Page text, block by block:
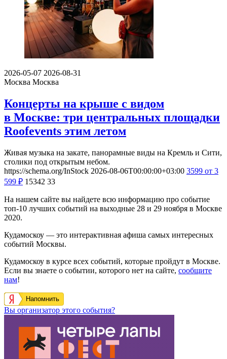
2026-05-07 2026-08-31
Москва Москва
Концерты на крыше с видом
в Москве: три центральных площадки
Roofevents этим летом
Живая музыка на закате, панорамные виды на Кремль и Сити,
столики под открытым небом.
https://schema.org/InStock 2026-08-06T00:00:00+03:00 3599 от 3
599 ₽ 15342 33
На нашем сайте вы найдете всю информацию про событие
топ-10 лучших событий на выходные 28 и 29 ноября в Москве
2020.
Кудамоскоу — это интерактивная афиша самых интересных
событий Москвы.
Кудамоскоу в курсе всех событий, которые пройдут в Москве.
Если вы знаете о событии, которого нет на сайте, сообщите
нам!
Напомнить
Вы организатор этого события?